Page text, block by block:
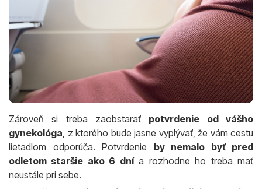
Zároveň si treba zaobstarať potvrdenie od vášho
gynekológa, z ktorého bude jasne vyplývať, že vám cestu
lietadlom odporúča. Potvrdenie by nemalo byť pred
odletom staršie ako 6 dnía rozhodne ho treba mať
neustále pri sebe.